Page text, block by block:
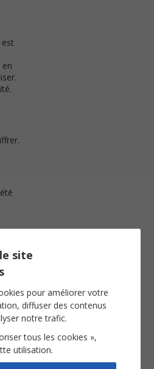
facile.
site
pour améliorer votre
diffuser des contenus
notre trafic.
tous les cookies »,
utilisation.